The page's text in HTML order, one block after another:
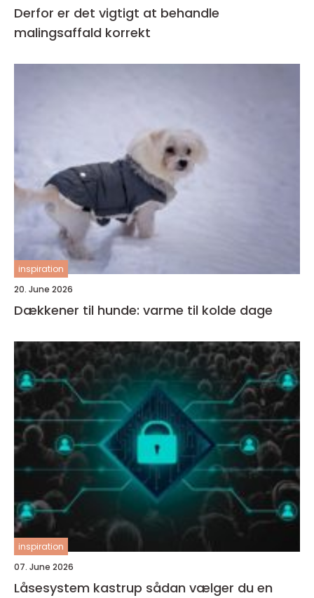
Derfor er det vigtigt at behandle
malingsaffald korrekt
inspiration
20. June 2026
Dækkener til hunde: varme til kolde dage
inspiration
07. June 2026
Låsesystem kastrup sådan vælger du en